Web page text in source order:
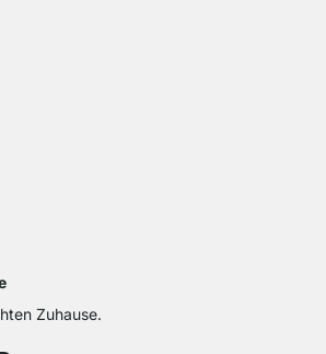
Zuhause.